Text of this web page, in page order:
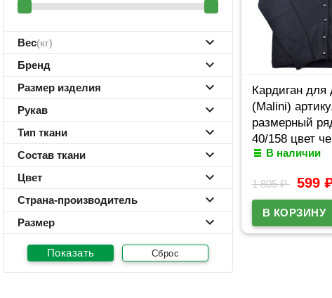
Вес(кг)
Бренд
Размер изделия
Рукав
Тип ткани
Состав ткани
Цвет
Страна-производитель
Размер
Сброс
Кардиган для
(Malini)
размерный
40/158 цвет
В наличии
1 805₽ 599